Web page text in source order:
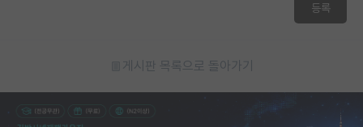
등록
게시판 목록으로 돌아가기